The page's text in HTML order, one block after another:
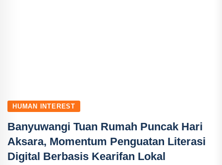
HUMAN INTEREST
Banyuwangi Tuan Rumah Puncak Hari
Aksara, Momentum Penguatan Literasi
Digital Berbasis Kearifan Lokal